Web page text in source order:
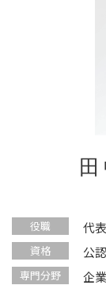
役職 代
資格 公
専門分野 企